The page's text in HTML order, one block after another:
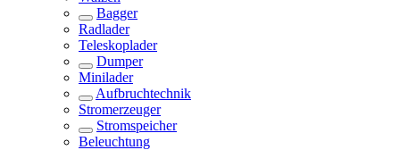
Bagger
Radlader
Teleskoplader
Dumper
Minilader
Aufbruchtechnik
Stromerzeuger
Stromspeicher
Beleuchtung